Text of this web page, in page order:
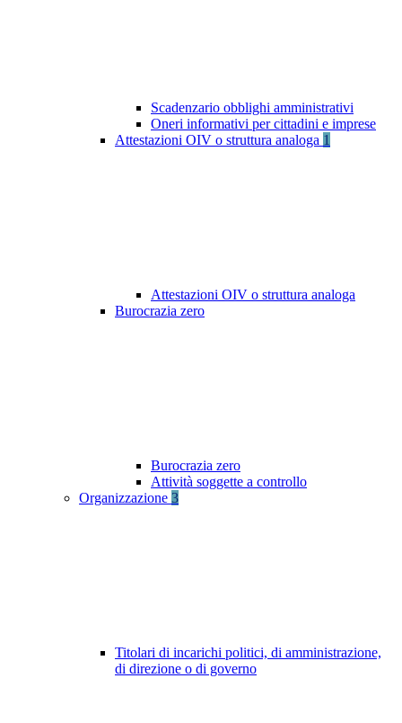
Scadenzario obblighi amministrativi
Oneri informativi per cittadini e imprese
Attestazioni OIV o struttura analoga 1
Attestazioni OIV o struttura analoga
Burocrazia zero
Burocrazia zero
Attività soggette a controllo
Organizzazione 3
Titolari di incarichi politici, di amministrazione,
di direzione o di governo